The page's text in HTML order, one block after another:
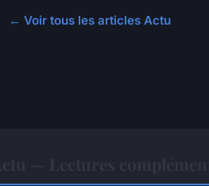
← Voir tous les articles Actu